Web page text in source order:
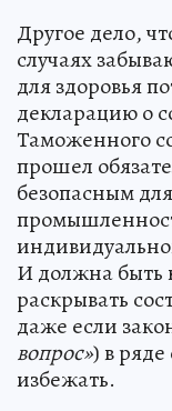
Другое дело,
случаях
для здоровья
декларацию о
Таможенного
прошел
безопасным
И должна быть
раскрывать
даже если
вопрос») в ряде
избежать.